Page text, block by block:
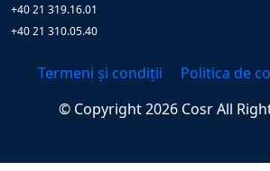
+40 21 319.16.01
+40 21 310.05.40
Termeni și condiții
Politica de
© Copyright2026 CosrAll